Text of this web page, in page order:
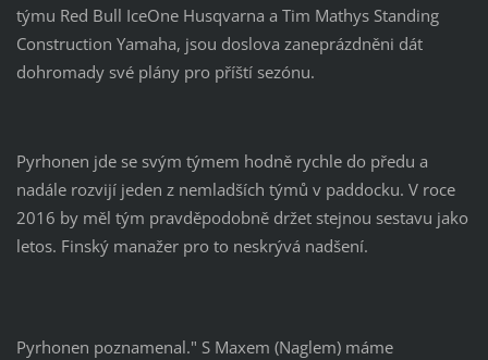
týmu Red Bull IceOne Husqvarna a Tim Mathys Standing
Construction Yamaha, jsou doslova zaneprázdněni dát
dohromady své plány pro příští sezónu.
Pyrhonen jde se svým týmem hodně rychle do předu a
nadále rozvijí jeden z nemladších týmů v paddocku. V roce
2016 by měl tým pravděpodobně držet stejnou sestavu jako
letos. Finský manažer pro to neskrývá nadšení.
Pyrhonen poznamenal." S Maxem (Naglem) máme